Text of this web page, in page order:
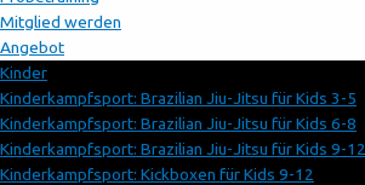
Mitglied werden
Angebot
Kinder
Kinderkampfsport: Brazilian Jiu-Jitsu für Kids 3-5
Kinderkampfsport: Brazilian Jiu-Jitsu für Kids 6-8
Kinderkampfsport: Brazilian Jiu-Jitsu für Kids 9-12
Kinderkampfsport: Kickboxen für Kids 9-12